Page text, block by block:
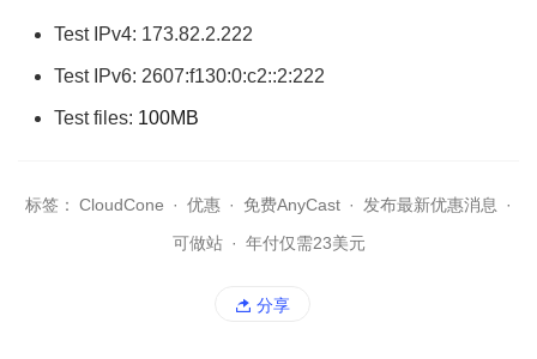
Test IPv4: 173.82.2.222
Test IPv6: 2607:f130:0:c2::2:222
Test files: 100MB
标签： CloudCone · 优惠 · 免费AnyCast · 发布最新优惠消息 ·
可做站 · 年付仅需23美元
分享